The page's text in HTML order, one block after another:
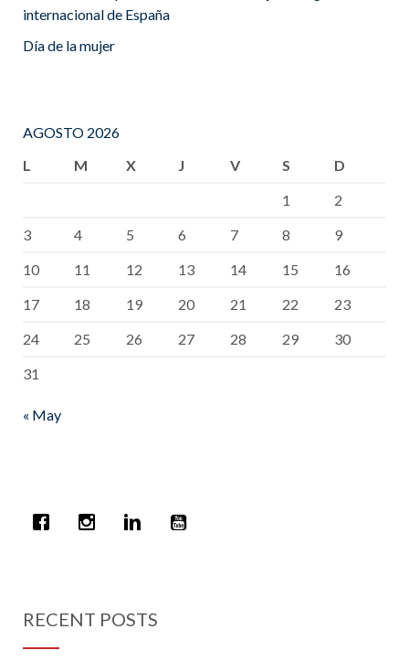
internacional de España
Día de la mujer
AGOSTO 2026
L
M X J V S
D
1
2
3
4 5 6 7 8
9
10
11 12 13 14 15
16
17
18 19 20 21 22
23
24
25 26 27 28 29
30
31
« May
RECENT POSTS